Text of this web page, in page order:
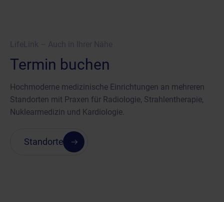
Termin buchen
Hochmoderne medizinische Einrichtungen an mehreren
Standorten mit Praxen für Radiologie, Strahlentherapie,
Nuklearmedizin und Kardiologie.
Standorte